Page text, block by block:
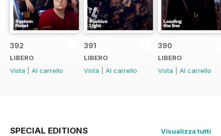
392
LIBERO
Vista
Al carrello
391
LIBERO
Vista
Al carrello
390
LIBERO
Vista
Al carrello
SPECIAL EDITIONS Visualizza tutti